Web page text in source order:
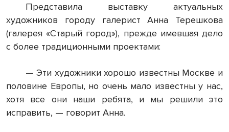
Представила выставку актуальных
художников городу галерист Анна Терешкова
(галерея «Старый город»), прежде имевшая дело
с более традиционными проектами:
— Эти художники хорошо известны Москве и
половине Европы, но очень мало известны у нас,
хотя все они наши ребята, и мы решили это
исправить, — говорит Анна.